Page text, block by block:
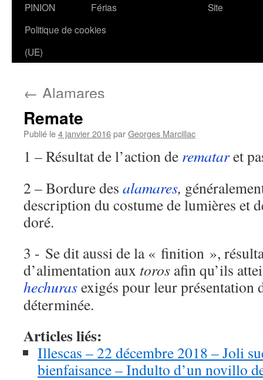
contenu
PINION
Férias
Site
Politique de cookies
(UE)
← Alamares
Remate
Publié le4 janvier 2016parGeorges Marcillac
1 – Résultat de l’action de remataret
2 – Bordure des alamares,
description du costume de lumières et
doré.
3 - Se dit aussi de la « finition »,
d’alimentation aux toros afin qu’ils
hechurasexigés pour leur présentation
déterminée.
Articles liés:
Illescas – 22 décembre 2018 – Joli
bienfaisance – Indulto d’un novillo